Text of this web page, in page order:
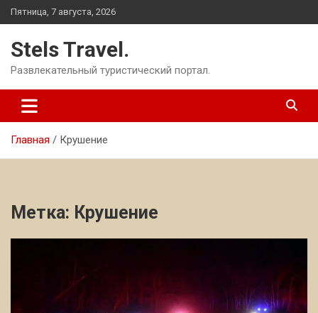
Перейти
к
Пятница, 7 августа, 2026
Stels Travel.
Развлекательный туристический портал.
Главная Крушение
Метка: Крушение